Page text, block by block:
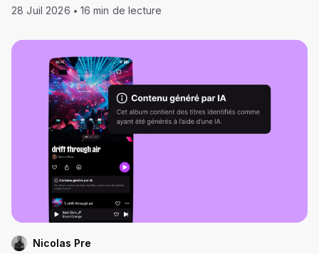
28 Juil 2026 16 min de lecture
Nicolas Pre